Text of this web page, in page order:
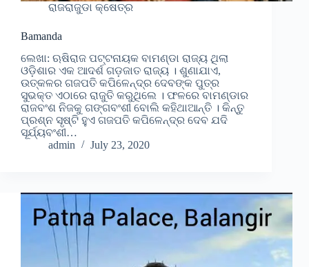
ରାଜରାଜୁଡା କ୍ଷେତ୍ର
Bamanda
ଲେଖା: ଋଷିରାଜ ପଟ୍ଟନାୟକ ବାମଣ୍ଡା ରାଜ୍ୟ ଥିଲା
ଓଡ଼ିଶାର ଏକ ଆଦର୍ଶ ଗଡ଼ଜାତ ରାଜ୍ୟ । ଶୁଣାଯାଏ,
ଉତ୍କଳର ଗଜପତି କପିଳେନ୍ଦ୍ର ଦେବଙ୍କ ପୁତ୍ର
ସୁଭକ୍ତ ଏଠାରେ ରାଜୁତି କରୁଥିଲେ । ଫଳରେ ବାମଣ୍ଡାର
ରାଜବଂଶ ନିଜକୁ ଗଙ୍ଗବଂଶୀ ବୋଲି କହିଥାଆନ୍ତି । କିନ୍ତୁ
ପ୍ରଶ୍ନ ସୃଷ୍ଟି ହୁଏ ଗଜପତି କପିଳେନ୍ଦ୍ର ଦେବ ଯଦି
ସୂର୍ଯ୍ୟବଂଶୀ…
admin
July 23, 2020